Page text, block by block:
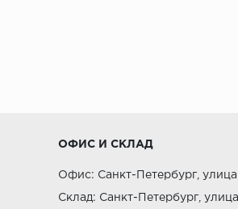
Плинтусы из
могут
ОФИС И СКЛАД
Офис: Санкт-Петербург,
Склад: Санкт-Петербург,